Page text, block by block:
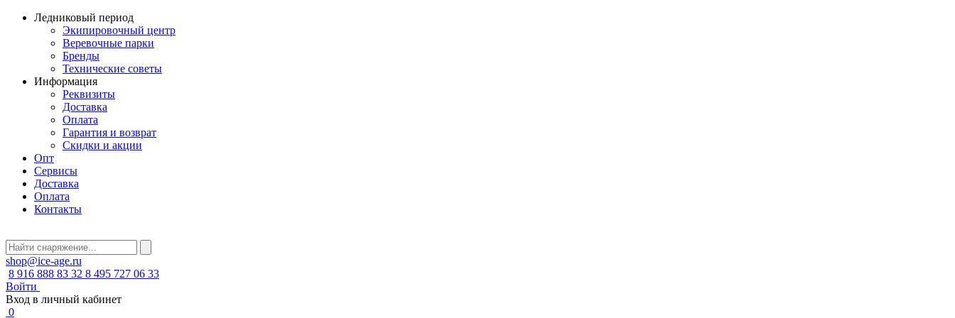
Ледниковый период
Экипировочный центр
Веревочные парки
Бренды
Технические советы
Информация
Реквизиты
Доставка
Оплата
Гарантия и возврат
Скидки и акции
Опт
Сервисы
Доставка
Оплата
Контакты
shop@ice-age.ru
8 916 888 83 32 8 495 727 06 33
Войти
Вход в личный кабинет
0